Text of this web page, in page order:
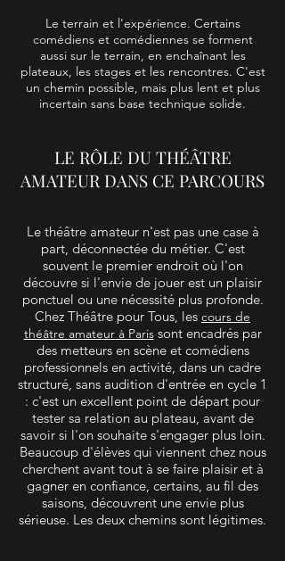
Le terrain et l'expérience. Certains
comédiens et comédiennes se forment
aussi sur le terrain, en enchaînant les
plateaux, les stages et les rencontres. C'est
un chemin possible, mais plus lent et plus
incertain sans base technique solide.
LE RÔLE DU THÉÂTRE
AMATEUR DANS CE PARCOURS
Le théâtre amateur n'est pas une case à
part, déconnectée du métier. C'est
souvent le premier endroit où l'on
découvre si l'envie de jouer est un plaisir
ponctuel ou une nécessité plus profonde.
Chez Théâtre pour Tous, les cours de
théâtre amateur à Parissont encadrés par
des metteurs en scène et comédiens
professionnels en activité, dans un cadre
structuré, sans audition d'entrée en cycle 1
: c'est un excellent point de départ pour
tester sa relation au plateau, avant de
savoir si l'on souhaite s'engager plus loin.
Beaucoup d'élèves qui viennent chez nous
cherchent avant tout à se faire plaisir et à
gagner en confiance, certains, au fil des
saisons, découvrent une envie plus
sérieuse. Les deux chemins sont légitimes.